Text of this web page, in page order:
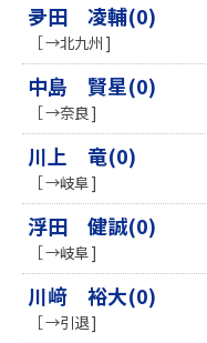
夛田 凌輔(0)
［ →北九州 ]
中島 賢星(0)
［ →奈良 ]
川上 竜(0)
［ →岐阜 ]
浮田 健誠(0)
［ →岐阜 ]
川﨑 裕大(0)
［ →引退 ]